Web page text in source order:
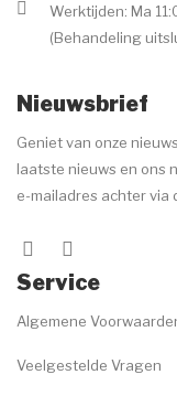
Werktijden: Ma
(Behandeling
Nieuwsbrief
Geniet van onze
laatste nieuws en ons
e-mailadres achter via
Service
Algemene
Veelgestelde Vragen